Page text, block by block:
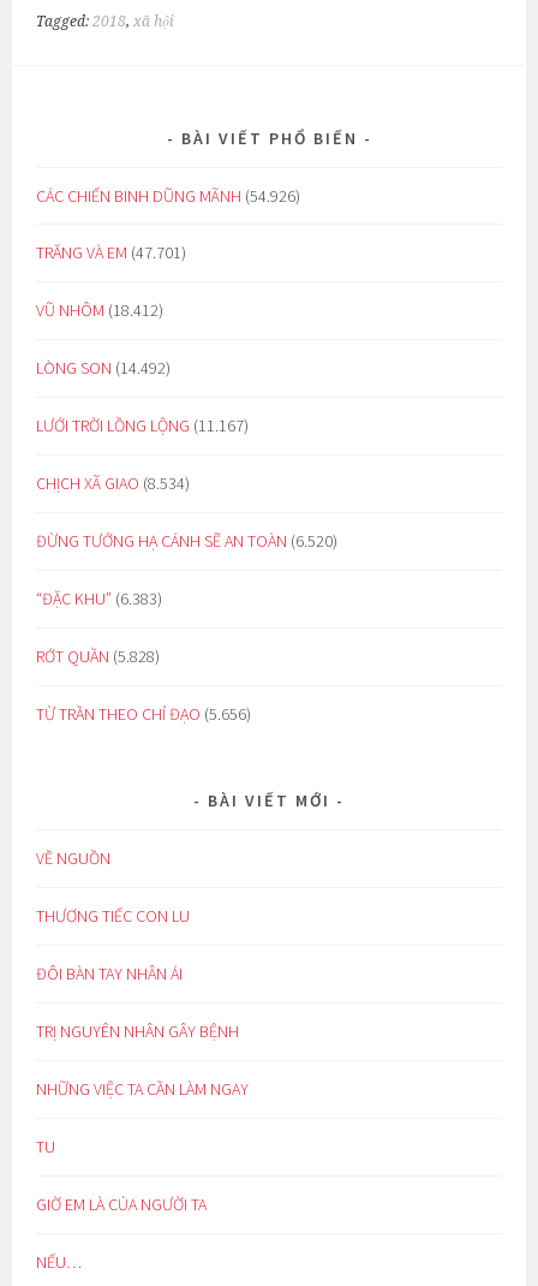
Tagged:2018, xã hội
BÀI VIẾT PHỔ BIẾN
CÁC CHIẾN BINH DŨNG MÃNH (54.926)
TRĂNG VÀ EM (47.701)
VŨ NHÔM (18.412)
LÒNG SON (14.492)
LƯỚI TRỜI LỒNG LỘNG (11.167)
CHỊCH XÃ GIAO (8.534)
ĐỪNG TƯỞNG HẠ CÁNH SẼ AN TOÀN (6.520)
“ĐẶC KHU” (6.383)
RỚT QUẦN (5.828)
TỪ TRẦN THEO CHỈ ĐẠO (5.656)
BÀI VIẾT MỚI
VỀ NGUỒN
THƯƠNG TIẾC CON LU
ĐÔI BÀN TAY NHÂN ÁI
TRỊ NGUYÊN NHÂN GÂY BỆNH
NHỮNG VIỆC TA CẦN LÀM NGAY
TU
GIỜ EM LÀ CỦA NGƯỜI TA
NẾU…